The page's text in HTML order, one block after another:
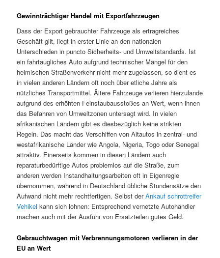
Gewinnträchtiger Handel mit Exportfahrzeugen
Dass der Export gebrauchter Fahrzeuge als ertragreiches
Geschäft gilt, liegt in erster Linie an den nationalen
Unterschieden in puncto Sicherheits- und Umweltstandards. Ist
ein fahrtaugliches Auto aufgrund technischer Mängel für den
heimischen Straßenverkehr nicht mehr zugelassen, so dient es
in vielen anderen Ländern oft noch über etliche Jahre als
nützliches Transportmittel. Ältere Fahrzeuge verlieren hierzulande
aufgrund des erhöhten Feinstaubausstoßes an Wert, wenn ihnen
das Befahren von Umweltzonen untersagt wird. In vielen
afrikanischen Ländern gibt es diesbezüglich keine strikten
Regeln. Das macht das Verschiffen von Altautos in zentral- und
westafrikanische Länder wie Angola, Nigeria, Togo oder Senegal
attraktiv. Einerseits kommen in diesen Ländern auch
reparaturbedürftige Autos problemlos auf die Straße, zum
anderen werden Instandhaltungsarbeiten oft in Eigenregie
übernommen, während in Deutschland übliche Stundensätze den
Aufwand nicht mehr rechtfertigen. Selbst derAnkauf schrottreifer
Vehikel kann sich lohnen: Entsprechend vernetzte Autohändler
machen auch mit der Ausfuhr von Ersatzteilen gutes Geld.
Gebrauchtwagen mit Verbrennungsmotoren verlieren in der
EU an Wert